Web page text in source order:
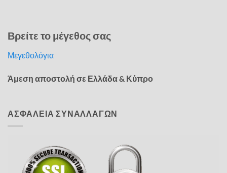
Βρείτε το μέγεθος σας
Μεγεθολόγια
Άμεση αποστολή σε Ελλάδα & Κύπρο
ΑΣΦΑΛΕΙΑ ΣΥΝΑΛΛΑΓΩΝ